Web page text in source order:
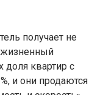
получает не
жизненный
доля квартир с
и они продаются